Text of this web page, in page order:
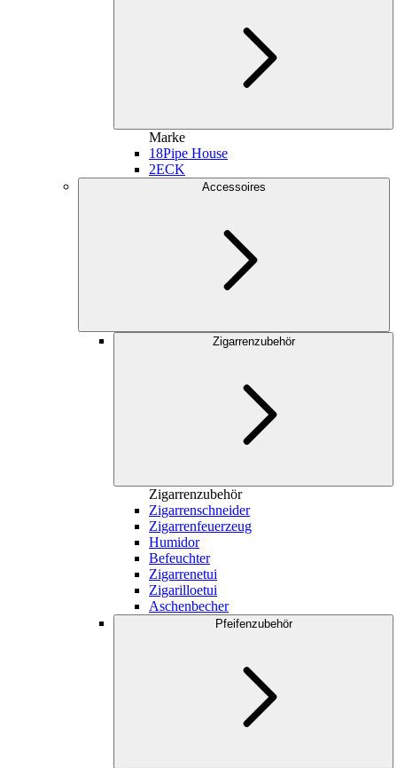
Marke
18Pipe House
2ECK
Accessoires
Zigarrenzubehör
Zigarrenzubehör
Zigarrenschneider
Zigarrenfeuerzeug
Humidor
Befeuchter
Zigarrenetui
Zigarilloetui
Aschenbecher
Pfeifenzubehör